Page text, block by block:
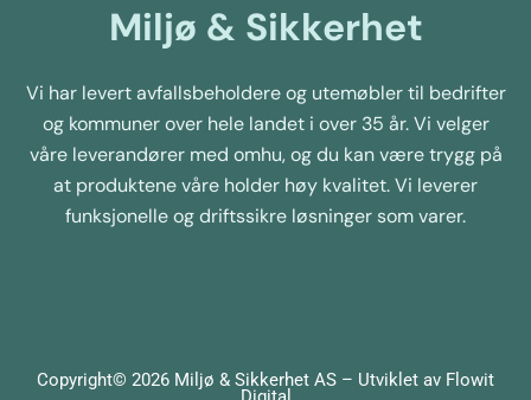
Miljø & Sikkerhet
Vi har levert avfallsbeholdere og utemøbler til bedrifter
og kommuner over hele landet i over 35 år. Vi velger
våre leverandører med omhu, og du kan være trygg på
at produktene våre holder høy kvalitet. Vi leverer
funksjonelle og driftssikre løsninger som varer.
Copyright© 2026 Miljø & Sikkerhet AS – Utviklet av Flowit